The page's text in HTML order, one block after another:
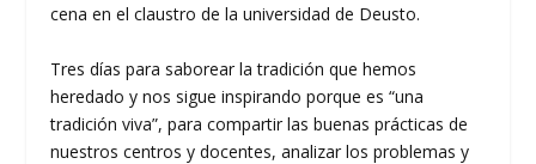
cena en el claustro de la universidad de Deusto.
Tres días para saborear la tradición que hemos
heredado y nos sigue inspirando porque es “una
tradición viva”, para compartir las buenas prácticas de
nuestros centros y docentes, analizar los problemas y